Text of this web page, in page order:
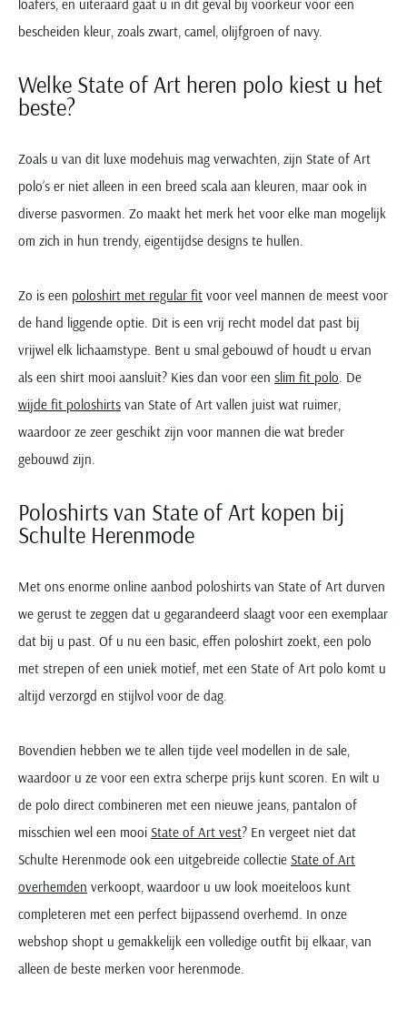
loafers, en uiteraard gaat u in dit geval bij voorkeur voor een
bescheiden kleur, zoals zwart, camel, olijfgroen of navy.
Welke State of Art heren polo kiest u het
beste?
Zoals u van dit luxe modehuis mag verwachten, zijn State of Art
polo’s er niet alleen in een breed scala aan kleuren, maar ook in
diverse pasvormen. Zo maakt het merk het voor elke man mogelijk
om zich in hun trendy, eigentijdse designs te hullen.
Zo is een poloshirt met regular fit voor veel mannen de meest voor
de hand liggende optie. Dit is een vrij recht model dat past bij
vrijwel elk lichaamstype. Bent u smal gebouwd of houdt u ervan
als een shirt mooi aansluit? Kies dan voor een slim fit polo . De
wijde fit poloshirts van State of Art vallen juist wat ruimer,
waardoor ze zeer geschikt zijn voor mannen die wat breder
gebouwd zijn.
Poloshirts van State of Art kopen bij
Schulte Herenmode
Met ons enorme online aanbod poloshirts van State of Art durven
we gerust te zeggen dat u gegarandeerd slaagt voor een exemplaar
dat bij u past. Of u nu een basic, effen poloshirt zoekt, een polo
met strepen of een uniek motief, met een State of Art polo komt u
altijd verzorgd en stijlvol voor de dag.
Bovendien hebben we te allen tijde veel modellen in de sale,
waardoor u ze voor een extra scherpe prijs kunt scoren. En wilt u
de polo direct combineren met een nieuwe jeans, pantalon of
misschien wel een mooi State of Art vest? En vergeet niet dat
Schulte Herenmode ook een uitgebreide collectie State of Art
overhemden verkoopt, waardoor u uw look moeiteloos kunt
completeren met een perfect bijpassend overhemd. In onze
webshop shopt u gemakkelijk een volledige outfit bij elkaar, van
alleen de beste merken voor herenmode.